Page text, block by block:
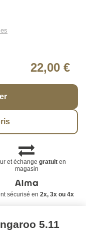
22,00 €
et échangegratuit en
magasin
sécurisé en 2x, 3x ou 4x
5.11